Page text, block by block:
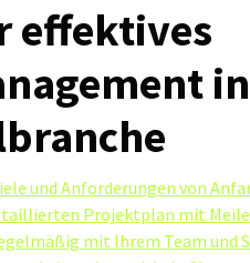
effektives
und Anforderungen von
Projektplan mit
mit Ihrem Team und